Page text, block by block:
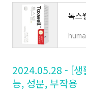
2024.05.28 - [생
능, 성분, 부작용